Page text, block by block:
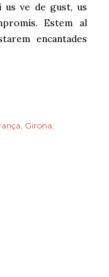
us ve de gust, us
Estem al
encantades
Girona